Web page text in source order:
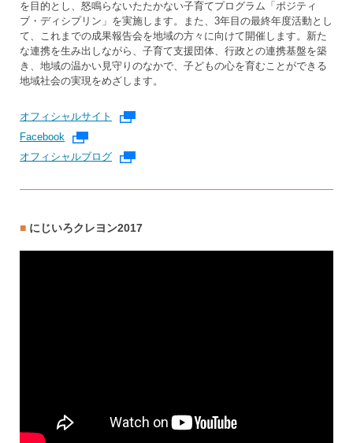
を目的とし、怒鳴らないたたかない子育てプログラム「ポジティ
ブ・ディシプリン」を実施します。また、3年目の最終年度活動とし
て、これまでの成果報告会を地域の方々に向けて開催します。新た
な連携を生み出しながら、子育て支援団体、行政との連携基盤を築
き、地域の温かい見守りのなかで、子どもの心を育むことができる
地域社会の実現をめざします。
オフィシャルサイト
Facebook
オフィシャルブログ
にじいろクレヨン2017